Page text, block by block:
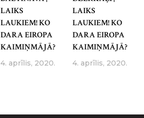
LAIKS
LAUKIEM! KO
DARA EIROPA
KAIMIŅMĀJĀ?
4. aprīlis, 2020.
LAIKS
LAUKIEM! KO
DARA EIROPA
KAIMIŅMĀJĀ?
4. aprīlis, 2020.